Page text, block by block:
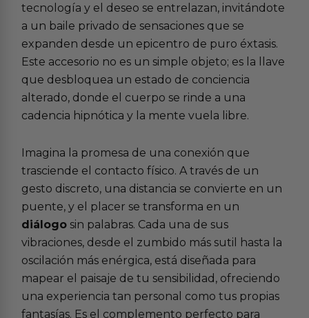
tecnología y el deseo se entrelazan, invitándote
a un baile privado de sensaciones que se
expanden desde un epicentro de puro éxtasis.
Este accesorio no es un simple objeto; es la llave
que desbloquea un estado de conciencia
alterado, donde el cuerpo se rinde a una
cadencia hipnótica y la mente vuela libre.
Imagina la promesa de una conexión que
trasciende el contacto físico. A través de un
gesto discreto, una distancia se convierte en un
puente, y el placer se transforma en un
diálogo sin palabras. Cada una de sus
vibraciones, desde el zumbido más sutil hasta la
oscilación más enérgica, está diseñada para
mapear el paisaje de tu sensibilidad, ofreciendo
una experiencia tan personal como tus propias
fantasías. Es el complemento perfecto para